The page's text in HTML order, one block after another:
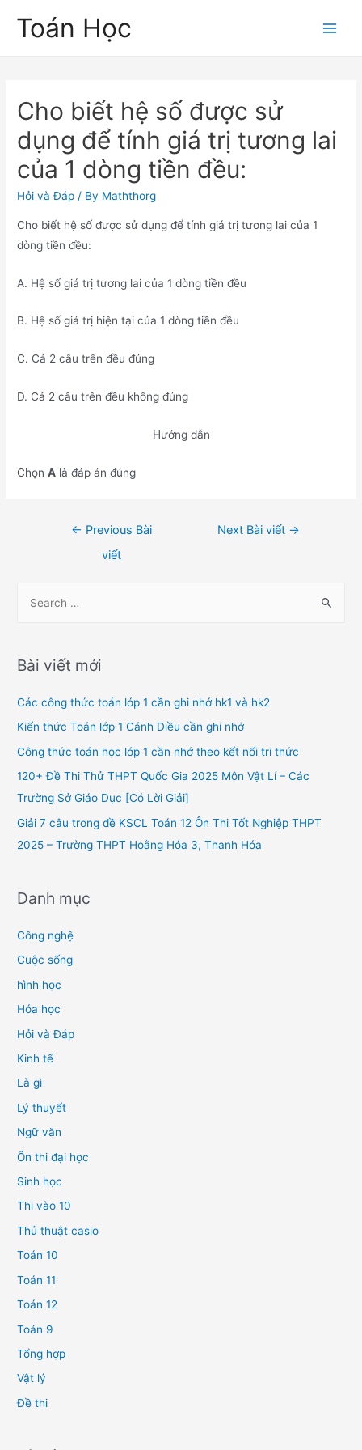
Toán Học
Cho biết hệ số được sử
dụng để tính giá trị tương lai
của 1 dòng tiền đều:
Hỏi và Đáp / By Maththorg
Cho biết hệ số được sử dụng để tính giá trị tương lai của 1
dòng tiền đều:
A. Hệ số giá trị tương lai của 1 dòng tiền đều
B. Hệ số giá trị hiện tại của 1 dòng tiền đều
C. Cả 2 câu trên đều đúng
D. Cả 2 câu trên đều không đúng
Hướng dẫn
ChọnA là đáp án đúng
← Previous Bài
viết
Next Bài viết →
r
h
f
o
Bài viết mới
Các công thức toán lớp 1 cần ghi nhớ hk1 và hk2
Kiến thức Toán lớp 1 Cánh Diều cần ghi nhớ
Công thức toán học lớp 1 cần nhớ theo kết nối tri thức
120+ Đề Thi Thử THPT Quốc Gia 2025 Môn Vật Lí – Các
Trường Sở Giáo Dục [Có Lời Giải]
Giải 7 câu trong đề KSCL Toán 12 Ôn Thi Tốt Nghiệp THPT
2025 – Trường THPT Hoằng Hóa 3, Thanh Hóa
Danh mục
Công nghệ
Cuộc sống
hình học
Hóa học
Hỏi và Đáp
Kinh tế
Là gì
Lý thuyết
Ngữ văn
Ôn thi đại học
Sinh học
Thi vào 10
Thủ thuật casio
Toán 10
Toán 11
Toán 12
Toán 9
Tổng hợp
Vật lý
Đề thi